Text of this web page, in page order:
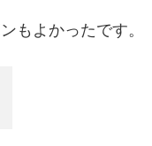
もよかったです。